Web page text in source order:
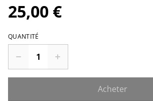
25,00 €
QUANTITÉ
Acheter